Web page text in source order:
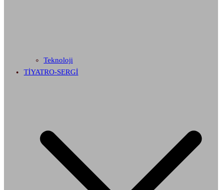
Teknoloji
TİYATRO-SERGİ